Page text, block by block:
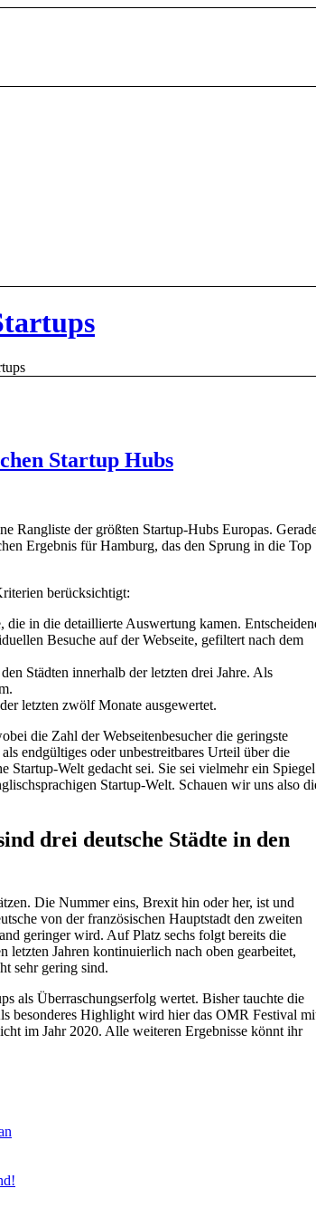
Startup Hubs
Rangliste der größten Startup-Hubs Europas.
Ergebnis für Hamburg, das den Sprung in die Top
berücksichtigt:
in die detaillierte Auswertung kamen.
Besuche auf der Webseite, gefiltert nach dem
Städten innerhalb der letzten drei Jahre. Als
letzten zwölf Monate ausgewertet.
die Zahl der Webseitenbesucher die geringste
endgültiges oder unbestreitbares Urteil über die
Startup-Welt gedacht sei. Sie sei vielmehr ein Spiegel
Startup-Welt. Schauen wir uns also
drei deutsche Städte in den
Die Nummer eins, Brexit hin oder her, ist und
von der französischen Hauptstadt den zweiten
geringer wird. Auf Platz sechs folgt bereits die
letzten Jahren kontinuierlich nach oben gearbeitet,
sehr gering sind.
als Überraschungserfolg wertet. Bisher tauchte die
besonderes Highlight wird hier das OMR Festival
im Jahr 2020. Alle weiteren Ergebnisse könnt ihr